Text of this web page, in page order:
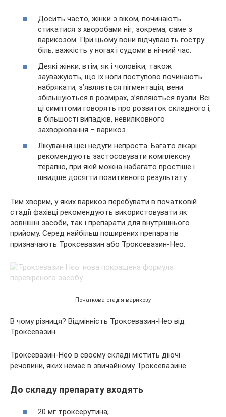
Досить часто, жінки з віком, починають
стикатися з хворобами ніг, зокрема, саме з
варикозом. При цьому вони відчувають гостру
біль, важкість у ногах і судоми в нічний час.
Деякі жінки, втім, як і чоловіки, також
зауважують, що їх ноги поступово починають
набрякати, з’являється пігментація, вени
збільшуються в розмірах, з’являються вузли. Всі
ці симптоми говорять про розвиток складного і,
в більшості випадків, невиліковного
захворювання – варикоз.
Лікування цієї недуги непроста. Багато лікарі
рекомендують застосовувати комплексну
терапію, при якій можна набагато простіше і
швидше досягти позитивного результату.
Тим хворим, у яких варикоз перебувати в початковій
стадії фахівці рекомендують використовувати як
зовнішні засоби, так і препарати для внутрішнього
прийому. Серед найбільш поширених препаратів
призначають Троксевазин або Троксевазин-Нео.
Початкова стадія варикозу
В чому різниця? Відмінність Троксевазин-Нео від
Троксевазин
Троксевазин-Нео в своєму складі містить діючі
речовини, яких немає в звичайному Троксевазине.
До складу препарату входять
20 мг троксерутина;